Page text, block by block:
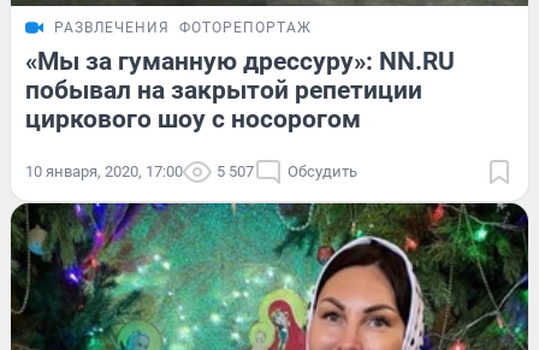
РАЗВЛЕЧЕНИЯ ФОТОРЕПОРТАЖ
«Мы за гуманную дрессуру»: NN.RU
побывал на закрытой репетиции
циркового шоу с носорогом
10 января, 2020, 17:00 5 507 Обсудить